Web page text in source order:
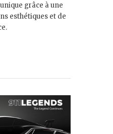
grâce à une
esthétiques et de